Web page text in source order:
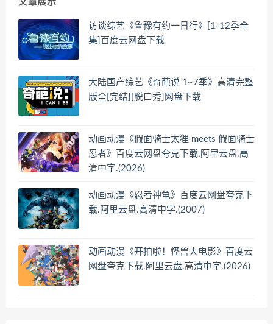
文章展示
访谈综艺《鲁豫有约一日行》[1-12季全
集]百度云网盘下载
大陆国产综艺《奇葩说 1~7季》高清完整
版全[完结][脱口秀]网盘下载
动画动漫《假面骑士太狸 meets 假面骑士
忍者》百度云网盘夸克下载.阿里云盘.高
清中字.(2026)
动画动漫《忍者神龟》百度云网盘夸克下
载.阿里云盘.高清中字.(2007)
动画动漫《开拍啦！怪兽大电影》百度云
网盘夸克下载.阿里云盘.高清中字.(2026)